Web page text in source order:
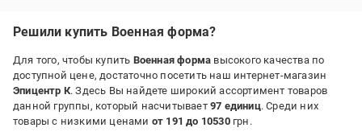
Решили купить Военная форма?
Для того, чтобы купить Военная форма высокого качества по
доступной цене, достаточно посетить наш интернет-магазин
Эпицентр К. Здесь Вы найдете широкий ассортимент товаров
данной группы, который насчитывает 97 единиц. Среди них
товары с низкими ценами от 191 до 10530грн.